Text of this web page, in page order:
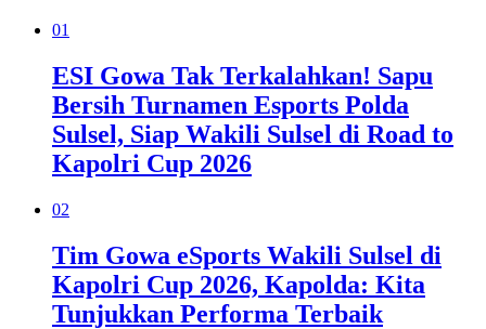
01
ESI Gowa Tak Terkalahkan! Sapu
Bersih Turnamen Esports Polda
Sulsel, Siap Wakili Sulsel di Road to
Kapolri Cup 2026
02
Tim Gowa eSports Wakili Sulsel di
Kapolri Cup 2026, Kapolda: Kita
Tunjukkan Performa Terbaik